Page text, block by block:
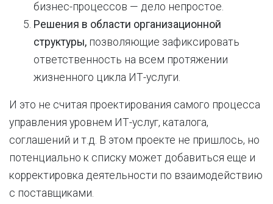
бизнес-процессов — дело непростое.
Решения в области организационной
структуры, позволяющие зафиксировать
ответственность на всем протяжении
жизненного цикла ИТ-услуги.
И это не считая проектирования самого процесса
управления уровнем ИТ-услуг, каталога,
соглашений и т.д. В этом проекте не пришлось, но
потенциально к списку может добавиться еще и
корректировка деятельности по взаимодействию
с поставщиками.